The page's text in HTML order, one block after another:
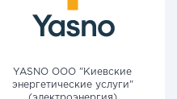
YASNO OOO "Киевские
энергетические услуги"